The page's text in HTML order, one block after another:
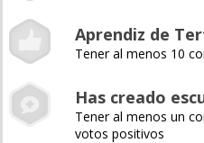
Aprendiz de
Tener al menos 10
Has creado
Tener al menos un
votos positivos